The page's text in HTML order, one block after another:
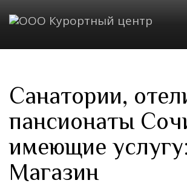
Санатории,
пансионаты
имеющие услугу:
Магазин